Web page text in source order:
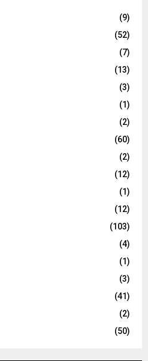
(9)
(52)
(7)
(13)
(3)
(1)
(2)
(60)
(2)
(12)
(1)
(12)
(103)
(4)
(1)
(3)
(41)
(2)
(50)